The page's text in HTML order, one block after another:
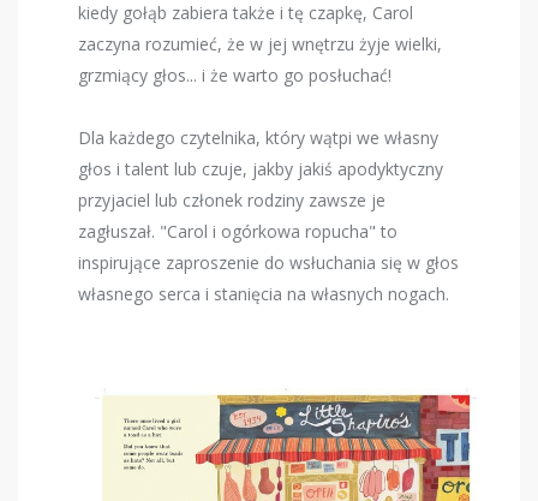
kiedy gołąb zabiera także i tę czapkę, Carol
zaczyna rozumieć, że w jej wnętrzu żyje wielki,
grzmiący głos... i że warto go posłuchać!
Dla każdego czytelnika, który wątpi we własny
głos i talent lub czuje, jakby jakiś apodyktyczny
przyjaciel lub członek rodziny zawsze je
zagłuszał. "Carol i ogórkowa ropucha" to
inspirujące zaproszenie do wsłuchania się w głos
własnego serca i stanięcia na własnych nogach.